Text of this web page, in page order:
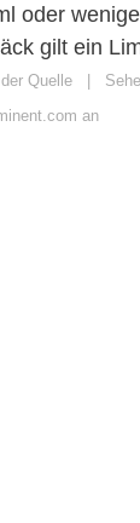
oder
gilt ein
Quelle |
an